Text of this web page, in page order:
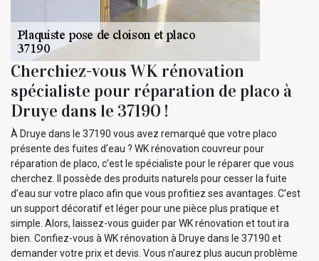
Cherchiez-vous WK rénovation
spécialiste pour réparation de placo à
Druye dans le 37190 !
À Druye dans le 37190 vous avez remarqué que votre placo
présente des fuites d’eau ? WK rénovation couvreur pour
réparation de placo, c’est le spécialiste pour le réparer que vous
cherchez. Il possède des produits naturels pour cesser la fuite
d’eau sur votre placo afin que vous profitiez ses avantages. C’est
un support décoratif et léger pour une pièce plus pratique et
simple. Alors, laissez-vous guider par WK rénovation et tout ira
bien. Confiez-vous à WK rénovation à Druye dans le 37190 et
demander votre prix et devis. Vous n’aurez plus aucun problème